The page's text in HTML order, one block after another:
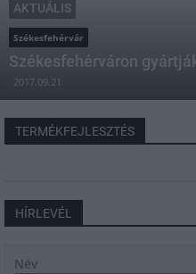
AKTUÁLIS
Székesfehérvár
Székesfehérváron
2017.09.21
TERMÉKFEJLESZTÉS
HÍRLEVÉL
Név